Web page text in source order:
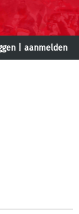
aanmelden